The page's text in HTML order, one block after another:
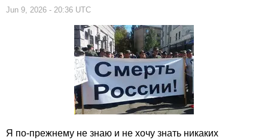
Jun 9, 2026 - 20:36 UTC
Я по-прежнему не знаю и не хочу знать никаких